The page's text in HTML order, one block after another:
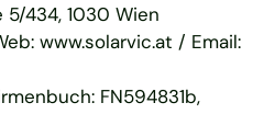
434, 1030 Wien
www.solarvic.at / Email:
FN594831b,